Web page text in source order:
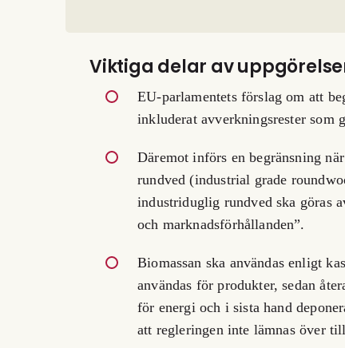
Viktiga delar av
EU-parlamentets förslag om att
inkluderat avverkningsrester som
Däremot införs en begränsning
rundved (industrial grade
industriduglig rundved ska göras
och marknadsförhållanden”.
Biomassan ska användas enligt
användas för produkter, sedan
för energi och i sista hand
att regleringen inte lämnas över till